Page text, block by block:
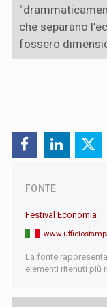
che separano
fossero
FONTE
Festival Economia
La fonte
elementi ritenuti più